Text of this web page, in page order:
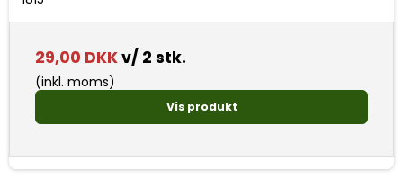
29,00 DKKv/ 2 stk.
(inkl. moms)
Vis produkt